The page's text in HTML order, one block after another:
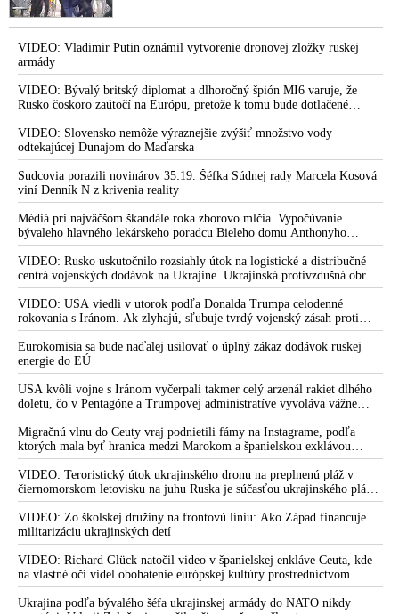
Ilona Csáková sa nedá testovať, ani očkovať proti Covidu.
Nepôjdem podľa scenára Billa Gatesa a WHO, hovorí
AstraZeneca pozastavila testovanie koronavírusovej vakcíny
pre vedľajšie účinky
VIDEO: Údaje o vyléčených jsou chybné, čísla nehrají.
Vakcína nemusí být bezpečná, říká viroložka Hana Zelená
VIDEO: Robert F. Kennedy, Jr. o korupcii farmaceutických
firiem, vakcínach a 5G na tlačovej konferencii v Berlíne
VIDEO: Nebezpečí připravované vakcíny proti Covidu-19
Gates a spol. v šoku: Rusko hlásí hotovou vakcínu proti
koronaviru. Miliarda objednávek z 20 zemí! Vakcínu
vyzkoušela dcera Vladimíra Putina!
EU podepsala smlouvu na 400 milionů dávek vakcíny proti
Covid-19 s farmaceutickým kolosem AstraZeneca
Farmaceutická firma, která vyvíjí vakcínu proti koronaviru,
nechce nést následky za vedlejší účinky
VIDEO: Táto pandémia je podozrivá. Ako premiér som videl,
že za vakcíny išli miliardy dolárov do vreciek farmaceutických
firiem, vyhlásil Fico
Bill Gates: Lidé budou možná potřebovat několik dávek
vakcíny proti Covidu-19
Fauci očakáva, že vakcína proti koronavírusu bude k dispozícii
do konca roku 2020 alebo v roku 2021
Aliancia pre vakcíny financovaná Billom Gatesom dostane
miliardy eur na zaočkovanie ľudí po celom svete
Pápež František vyjadril podporu snahám vyvíjať vakcínu proti
koronavírusu
Gatesova globalistická vakcinačná agenda v tieni epidémie
VIDEO: Vladimir Putin oznámil vytvorenie dronovej zložky ruskej
armády
VIDEO: Bývalý britský diplomat a dlhoročný špión MI6 varuje, že
Rusko čoskoro zaútočí na Európu, pretože k tomu bude dotlačené
rovnako, ako bolo dotlačené k invázii na Ukrajinu v roku 2022.
Zelenskyj medzitým v Kyjeve naliehal na zhromaždených diplomatov,
aby vo svete zháňali energie pre Ukrajinu na zimu. Putin vraj bude
mobilizovať a vojna sa do zimy pravdepodobne neskončí
VIDEO: Slovensko nemôže výraznejšie zvýšiť množstvo vody
odtekajúcej Dunajom do Maďarska
Sudcovia porazili novinárov 35:19. Šéfka Súdnej rady Marcela Kosová
viní Denník N z krivenia reality
Médiá pri najväčšom škandále roka zborovo mlčia. Vypočúvanie
bývaleho hlavného lekárskeho poradcu Bieleho domu Anthonyho
Fauciho pred výborom amerického Senátu väčšina médií ignorovala
VIDEO: Rusko uskutočnilo rozsiahly útok na logistické a distribučné
centrá vojenských dodávok na Ukrajine. Ukrajinská protivzdušná obrana
nedokázala počas ničivého nočného útoku na Kyjev a jeho okolie
zachytiť ani jednu ruskú raketu
VIDEO: USA viedli v utorok podľa Donalda Trumpa celodenné
rokovania s Iránom. Ak zlyhajú, sľubuje tvrdý vojenský zásah proti
Teheránu
Eurokomisia sa bude naďalej usilovať o úplný zákaz dodávok ruskej
energie do EÚ
USA kvôli vojne s Iránom vyčerpali takmer celý arzenál rakiet dlhého
doletu, čo v Pentagóne a Trumpovej administratíve vyvoláva vážne
obavy o bojaschopnosť americkej armády v prípade vypuknutia
konfliktu s Čínou alebo Ruskom
Migračnú vlnu do Ceuty vraj podnietili fámy na Instagrame, podľa
ktorých mala byť hranica medzi Marokom a španielskou exklávou
otvorená
VIDEO: Teroristický útok ukrajinského dronu na preplnenú pláž v
čiernomorskom letovisku na juhu Ruska je súčasťou ukrajinského plánu,
ktorý kopíruje model Hitlerovej „totálnej vojny“ po porážke
Wehrmachtu pri Stalingrade. Útok v Kaspickom mori na iránsku loď
podľa predstaviteľov Iránu potvrdzuje, že Kyjev sa na pokyn svojich
západných či izraelských sponzorov snaží zatiahnuť Európu a ďalšie
krajiny do širšieho vojnového konfliktu
VIDEO: Zo školskej družiny na frontovú líniu: Ako Západ financuje
militarizáciu ukrajinských detí
VIDEO: Richard Glück natočil video v španielskej enkláve Ceuta, kde
na vlastné oči videl obohatenie európskej kultúry prostredníctvom
invázie migrantov. Takto by podľa neho vyzeralo Slovensko, keby mu
vládlo PS, Šimečka & spol.
Ukrajina podľa bývalého šéfa ukrajinskej armády do NATO nikdy